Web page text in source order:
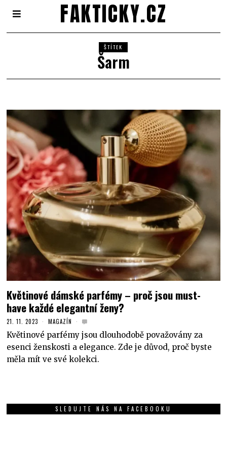
FAKTICKY.CZ
ŠTÍTEK
Šarm
Květinové dámské parfémy – proč jsou must-
have každé elegantní ženy?
21. 11. 2023 MAGAZÍN
Květinové parfémy jsou dlouhodobě považovány za
esenci ženskosti a elegance. Zde je důvod, proč byste
měla mít ve své kolekci.
SLEDUJTE NÁS NA FACEBOOKU